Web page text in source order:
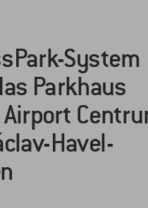
System
Parkhaus
Havel-